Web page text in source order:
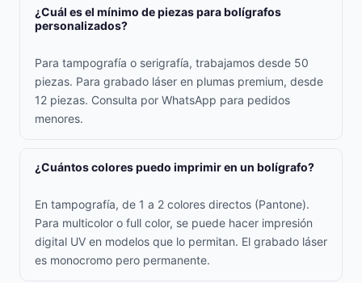
¿Cuál es el mínimo de piezas para bolígrafos
personalizados?
Para tampografía o serigrafía, trabajamos desde 50
piezas. Para grabado láser en plumas premium, desde
12 piezas. Consulta por WhatsApp para pedidos
menores.
¿Cuántos colores puedo imprimir en un bolígrafo?
En tampografía, de 1 a 2 colores directos (Pantone).
Para multicolor o full color, se puede hacer impresión
digital UV en modelos que lo permitan. El grabado láser
es monocromo pero permanente.